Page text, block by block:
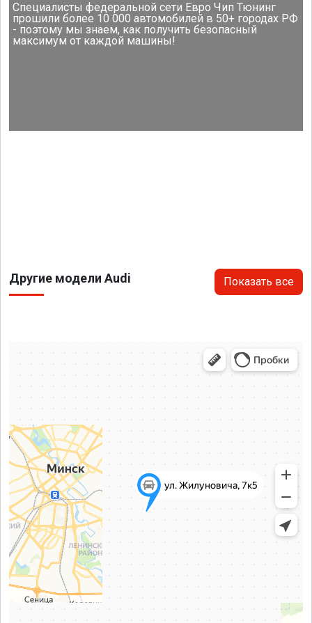
Специалисты федеральной сети Евро Чип Тюнинг
прошили более 10 000 автомобилей в 50+ городах РФ
- поэтому мы знаем, как получить безопасный
максимум от каждой машины!
Другие модели Audi Показать все